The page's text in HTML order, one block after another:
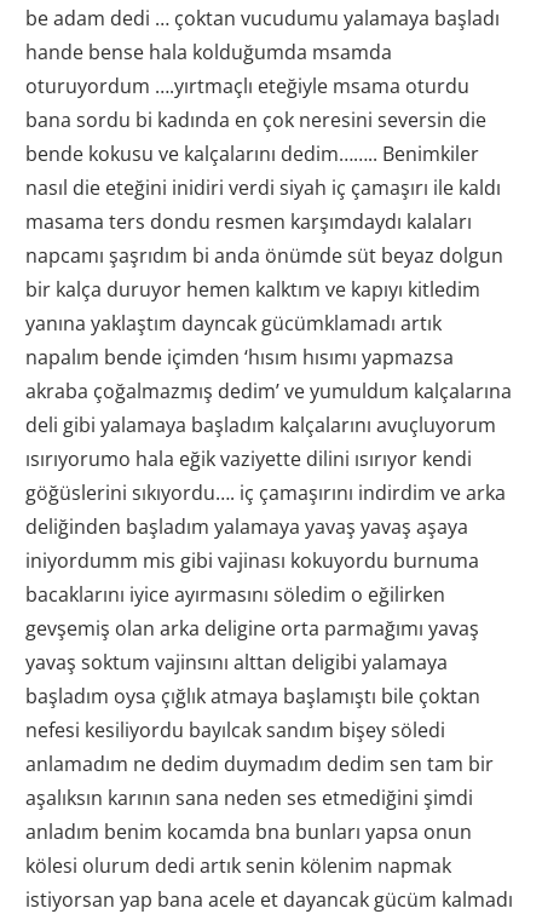
be adam dedi … çoktan vucudumu yalamaya başladı
hande bense hala kolduğumda msamda
oturuyordum ….yırtmaçlı eteğiyle msama oturdu
bana sordu bi kadında en çok neresini seversin die
bende kokusu ve kalçalarını dedim…….. Benimkiler
nasıl die eteğini inidiri verdi siyah iç çamaşırı ile kaldı
masama ters dondu resmen karşımdaydı kalaları
napcamı şaşrıdım bi anda önümde süt beyaz dolgun
bir kalça duruyor hemen kalktım ve kapıyı kitledim
yanına yaklaştım dayncak gücümklamadı artık
napalım bende içimden ‘hısım hısımı yapmazsa
akraba çoğalmazmış dedim’ ve yumuldum kalçalarına
deli gibi yalamaya başladım kalçalarını avuçluyorum
ısırıyorumo hala eğik vaziyette dilini ısırıyor kendi
göğüslerini sıkıyordu…. iç çamaşırını indirdim ve arka
deliğinden başladım yalamaya yavaş yavaş aşaya
iniyordumm mis gibi vajinası kokuyordu burnuma
bacaklarını iyice ayırmasını söledim o eğilirken
gevşemiş olan arka deligine orta parmağımı yavaş
yavaş soktum vajinsını alttan deligibi yalamaya
başladım oysa çığlık atmaya başlamıştı bile çoktan
nefesi kesiliyordu bayılcak sandım bişey söledi
anlamadım ne dedim duymadım dedim sen tam bir
aşalıksın karının sana neden ses etmediğini şimdi
anladım benim kocamda bna bunları yapsa onun
kölesi olurum dedi artık senin kölenim napmak
istiyorsan yap bana acele et dayancak gücüm kalmadı